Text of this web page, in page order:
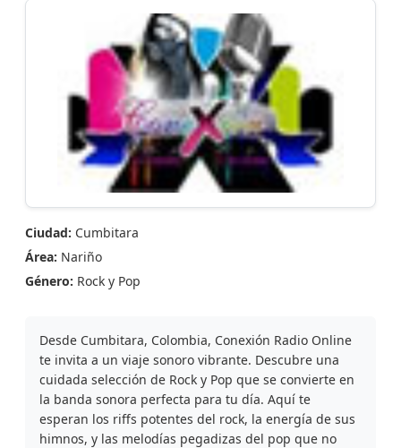
Ciudad: Cumbitara
Área: Nariño
Género: Rock y Pop
Desde Cumbitara, Colombia, Conexión Radio Online
te invita a un viaje sonoro vibrante. Descubre una
cuidada selección de Rock y Pop que se convierte en
la banda sonora perfecta para tu día. Aquí te
esperan los riffs potentes del rock, la energía de sus
himnos, y las melodías pegadizas del pop que no